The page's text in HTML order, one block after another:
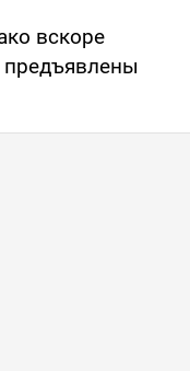
вскоре
предъявлены